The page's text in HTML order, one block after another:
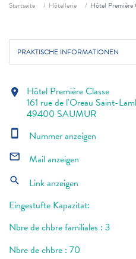
Startseite Hôtellerie Hôtel Première
PRAKTISCHE INFORMATIONEN
location_on Hôtel Première Classe
161 rue de l'Oreau Saint-
49400 SAUMUR
smartphone Nummer anzeigen
mail_outline Mail anzeigen
search
Link anzeigen
Eingestufte Kapazität:
Nbre de chbre familiales : 3
Nbre de chbre : 70